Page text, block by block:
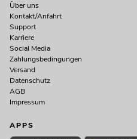
Über uns
Kontakt/Anfahrt
Support
Karriere
Social Media
Zahlungsbedingungen
Versand
Datenschutz
AGB
Impressum
APPS